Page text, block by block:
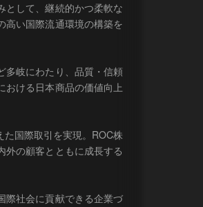
として、継続的かつ柔軟な
高い国際流通環境の構築を
多岐にわたり、品質・信頼
おける日本商品の価値向上
国際取引を実現。ROC株
外の顧客とともに成長する
際社会に貢献できる企業づ